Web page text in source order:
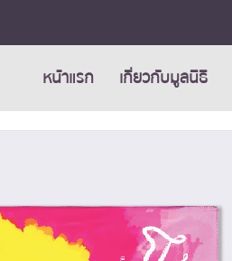
หน้าแรก เกี่ยวกับมูลนิธิ